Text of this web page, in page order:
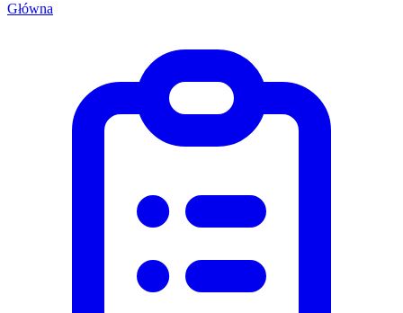
Główna